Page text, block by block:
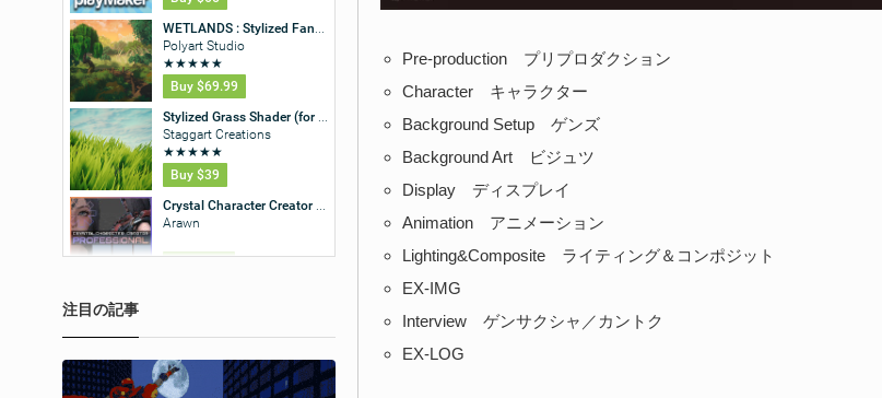
Pre-production プリプロダクション
Character キャラクター
Background Setup ゲンズ
Background Art ビジュツ
Display ディスプレイ
Animation アニメーション
Lighting&Composite ライティング＆コンポジット
EX-IMG
Interview ゲンサクシャ／カントク
EX-LOG
注目の記事